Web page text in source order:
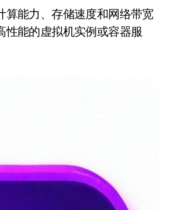
性能的虚拟机实例或容器服